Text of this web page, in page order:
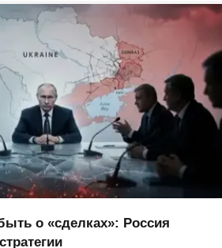
о «сделках»: Россия